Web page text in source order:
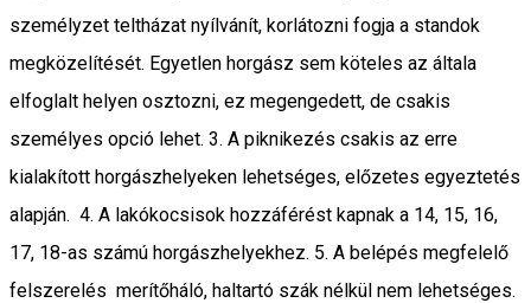
személyzet teltházat nyílvánít, korlátozni fogja a standok
megközelítését. Egyetlen horgász sem köteles az általa
elfoglalt helyen osztozni, ez megengedett, de csakis
személyes opció lehet. 3. A piknikezés csakis az erre
kialakított horgászhelyeken lehetséges, előzetes egyeztetés
alapján. 4. A lakókocsisok hozzáférést kapnak a 14, 15, 16,
17, 18-as számú horgászhelyekhez. 5. A belépés megfelelő
felszerelés merítőháló, haltartó szák nélkül nem lehetséges.